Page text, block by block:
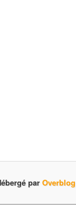
Hébergé par Overblog